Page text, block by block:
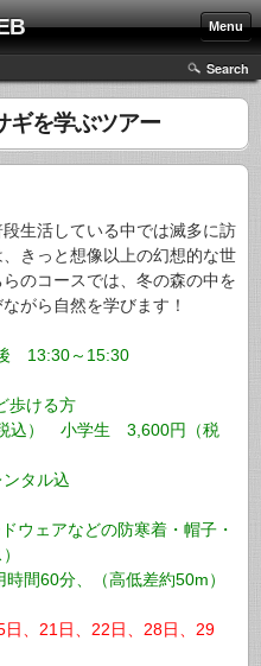
Menu
Search
ギを学ぶツアー
生活している中では滅多に訪
きっと想像以上の幻想的な世
のコースでは、冬の森の中を
がら自然を学びます！
13:30～15:30
歩ける方
込） 小学生 3,600円（税
タル込
ウェアなどの防寒着・帽子・
間60分、（高低差約50m）
、21日、22日、28日、29